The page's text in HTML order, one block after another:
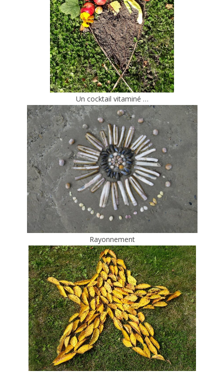
Un cocktail vitaminé …
Rayonnement